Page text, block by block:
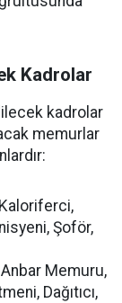
Kadrolar
kadrolar
memurlar
Şoför,
Anbar Memuru,
Dağıtıcı,